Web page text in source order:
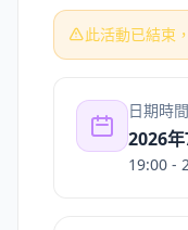
此活動已結束
日期時間
2026
19:00 -